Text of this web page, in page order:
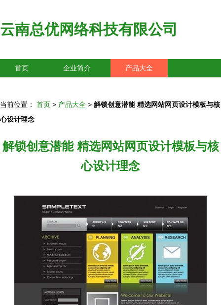
云南总优网络科技有限公司
首页 企业简介 产品大全
当前位置： 首页 > 产品大全 > 解锁创意潜能 精选网站网页设计模板与核
心设计理念
解锁创意潜能 精选网站网页设计模板与核
心设计理念